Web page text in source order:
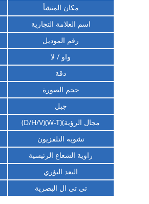
مكان المنشأ
اسم العلامة التجارية
رقم الموديل
واو / لا
دقة
حجم الصورة
جبل
مجال الرؤية)(W-T)(D/H/V)
تشويه التلفزيون
زاوية الشعاع الرئيسية
البعد البؤري
تي تي ال البصرية